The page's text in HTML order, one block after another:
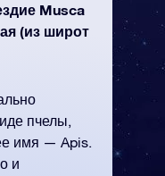
Musca
(из широт
пчелы,
имя — Apis.
и